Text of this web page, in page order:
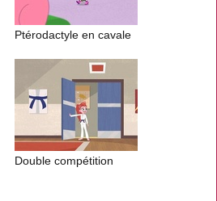
Ptérodactyle en cavale
Double compétition